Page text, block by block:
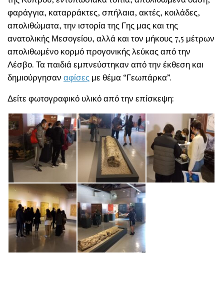
φαράγγια, καταρράκτες, σπήλαια, ακτές, κοιλάδες,
απολιθώματα, την ιστορία της Γης μας και της
ανατολικής Μεσογείου, αλλά και τον μήκους 7,5 μέτρων
απολιθωμένο κορμό προγονικής λεύκας από την
Λέσβο. Τα παιδιά εμπνεύστηκαν από την έκθεση και
δημιούργησαν αφίσες με θέμα “Γεωπάρκα”.
Δείτε φωτογραφικό υλικό από την επίσκεψη: